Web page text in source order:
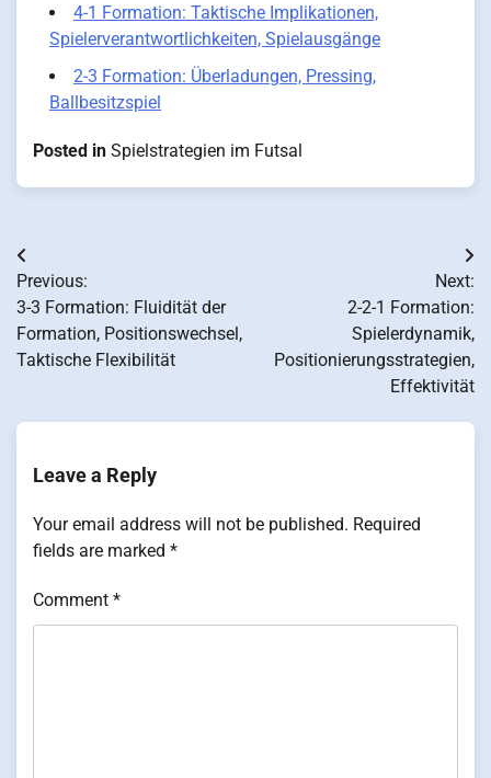
4-1 Formation: Taktische Implikationen,
Spielerverantwortlichkeiten, Spielausgänge
2-3 Formation: Überladungen, Pressing,
Ballbesitzspiel
Posted in Spielstrategien im Futsal
Post
navigation
Previous:
3-3 Formation: Fluidität der
Formation, Positionswechsel,
Taktische Flexibilität
Next:
2-2-1 Formation:
Spielerdynamik,
Positionierungsstrategien,
Effektivität
Leave a Reply
Your email address will not be published. Required
fields are marked *
Comment *